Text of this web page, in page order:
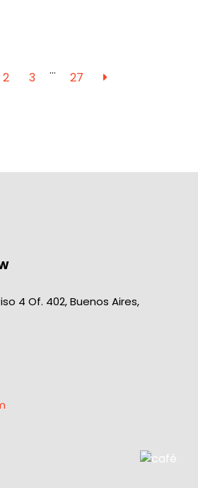
2 3 … 27
4 Of. 402, Buenos Aires,